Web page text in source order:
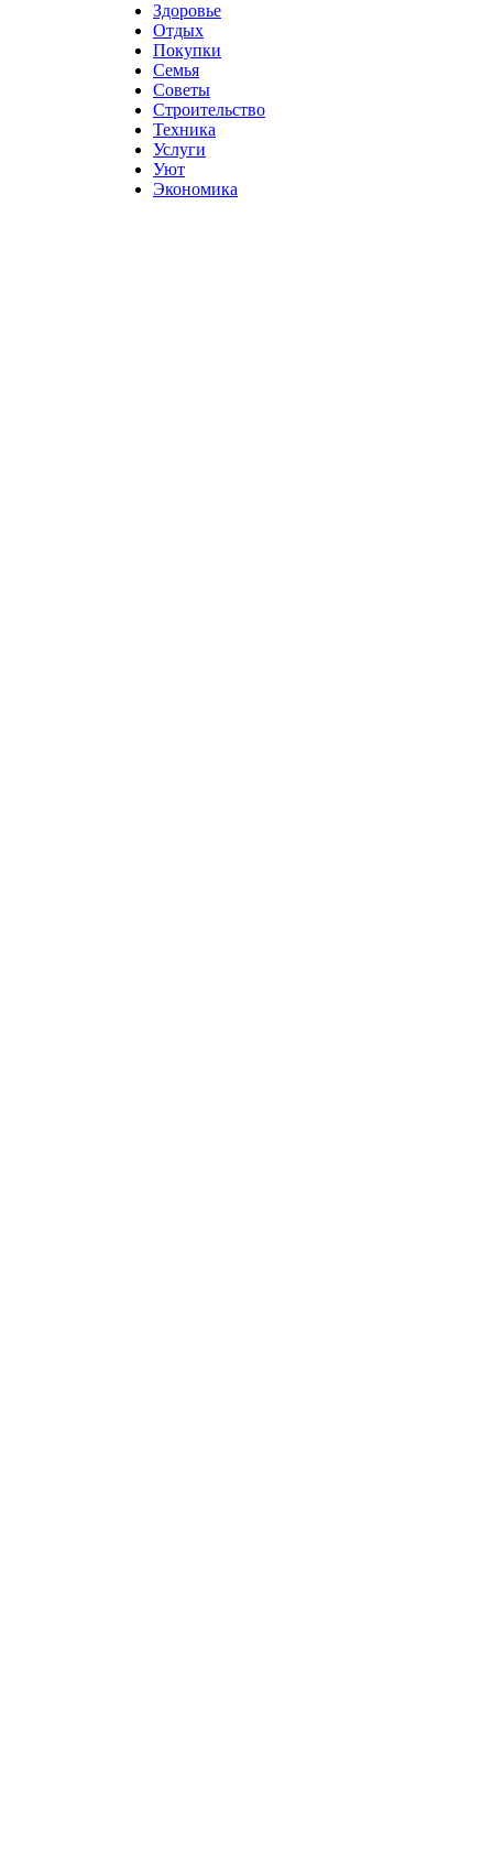
Здоровье
Отдых
Покупки
Семья
Советы
Строительство
Техника
Услуги
Уют
Экономика